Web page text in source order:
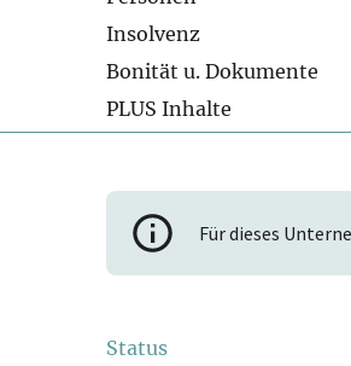
Insolvenz
Bonität u. Dokumente
PLUS Inhalte
Für dieses
Status